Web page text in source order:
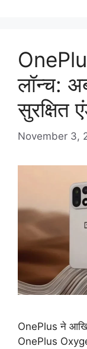
लॉन्च:
सुरक्षित
November 3,
OnePlus ने
OnePlus